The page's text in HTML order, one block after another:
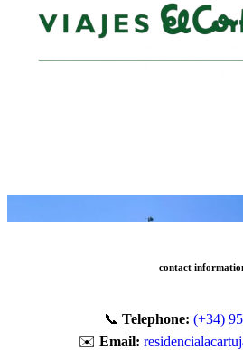
contact
📞 Telephone: (+34)
✉️ Email: